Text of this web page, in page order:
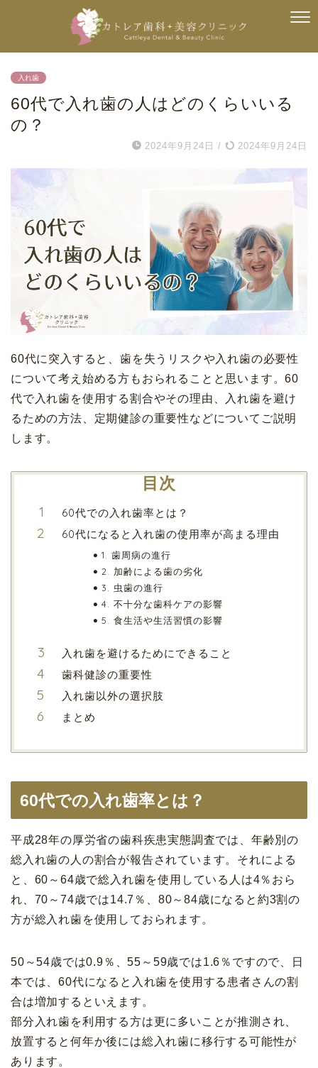
入れ歯
60代で入れ歯の人はどのくらいいる
の？
2024年9月24日 / 2024年9月24日
60代に突入すると、歯を失うリスクや入れ歯の必要性
について考え始める方もおられることと思います。60
代で入れ歯を使用する割合やその理由、入れ歯を避け
るための方法、定期健診の重要性などについてご説明
します。
目次
60代での入れ歯率とは？
60代になると入れ歯の使用率が高まる理由
1. 歯周病の進行
2. 加齢による歯の劣化
3. 虫歯の進行
4. 不十分な歯科ケアの影響
5. 食生活や生活習慣の影響
入れ歯を避けるためにできること
歯科健診の重要性
入れ歯以外の選択肢
まとめ
60代での入れ歯率とは？
平成28年の厚労省の歯科疾患実態調査では、年齢別の
総入れ歯の人の割合が報告されています。それによる
と、60～64歳で総入れ歯を使用している人は4％おら
れ、70～74歳では14.7％、80～84歳になると約3割の
方が総入れ歯を使用しておられます。
50～54歳では0.9％、55～59歳では1.6％ですので、日
本では、60代になると入れ歯を使用する患者さんの割
合は増加するといえます。
部分入れ歯を利用する方は更に多いことが推測され、
放置すると何年か後には総入れ歯に移行する可能性が
あります。